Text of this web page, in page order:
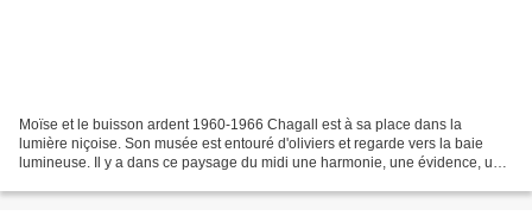
Moïse et le buisson ardent 1960-1966 Chagall est à sa place dans la
lumière niçoise. Son musée est entouré d'oliviers et regarde vers la baie
lumineuse. Il y a dans ce paysage du midi une harmonie, une évidence, une